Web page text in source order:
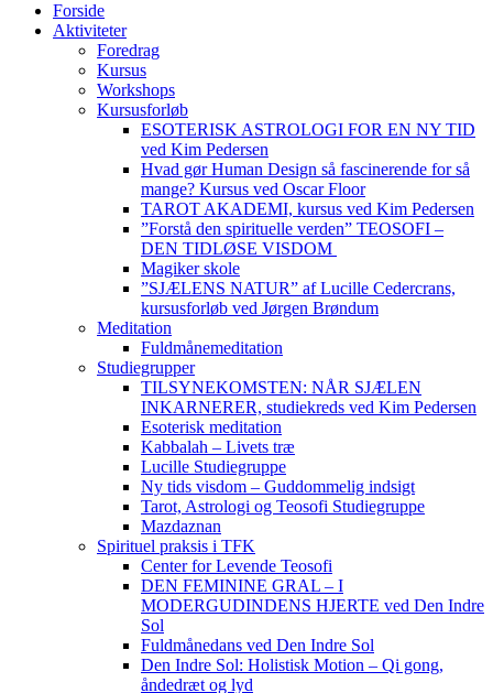
Forside
Aktiviteter
Foredrag
Kursus
Workshops
Kursusforløb
ESOTERISK ASTROLOGI FOR EN NY TID
ved Kim Pedersen
Hvad gør Human Design så fascinerende for så
mange? Kursus ved Oscar Floor
TAROT AKADEMI, kursus ved Kim Pedersen
”Forstå den spirituelle verden” TEOSOFI –
DEN TIDLØSE VISDOM
Magiker skole
”SJÆLENS NATUR” af Lucille Cedercrans,
kursusforløb ved Jørgen Brøndum
Meditation
Fuldmånemeditation
Studiegrupper
TILSYNEKOMSTEN: NÅR SJÆLEN
INKARNERER, studiekreds ved Kim Pedersen
Esoterisk meditation
Kabbalah – Livets træ
Lucille Studiegruppe
Ny tids visdom – Guddommelig indsigt
Tarot, Astrologi og Teosofi Studiegruppe
Mazdaznan
Spirituel praksis i TFK
Center for Levende Teosofi
DEN FEMININE GRAL – I
MODERGUDINDENS HJERTE ved Den Indre
Sol
Fuldmånedans ved Den Indre Sol
Den Indre Sol: Holistisk Motion – Qi gong,
åndedræt og lyd